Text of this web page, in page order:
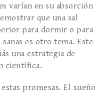
varían en su absorción
que una sal
para dormir o para
es otro tema. Este
una estrategia de
científica.
promesas. El sueño